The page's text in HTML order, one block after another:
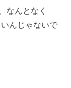
なんとなく
んじゃないで